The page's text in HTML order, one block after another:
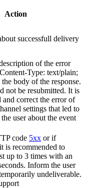
Action
successfull delivery
of the error
Type: text/plain;
body of the response.
not be resubmitted. It is
and correct the error of
settings that led to
user about the event
code 5xx or if
is recommended to
up to 3 times with an
Inform the user
undeliverable.